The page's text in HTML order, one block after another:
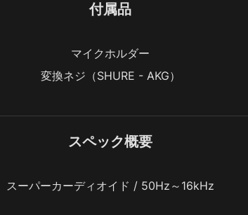
付属品
マイクホルダー
変換ネジ（SHURE - AKG）
スペック概要
スーパーカーディオイド / 50Hz～16kHz